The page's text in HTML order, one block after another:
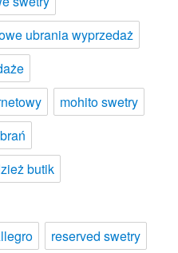
ubrania wyprzedaż
mohito swetry
butik
reserved swetry